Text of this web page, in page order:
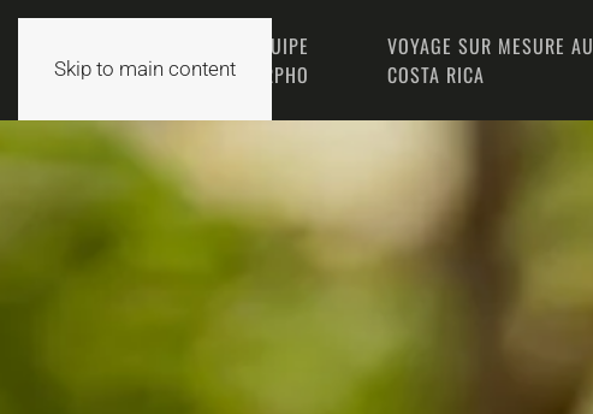
Skip to main content
ACCUEIL
L’ÉQUIPE
MORPHO
VOYAGE SUR MESURE AU
COSTA RICA